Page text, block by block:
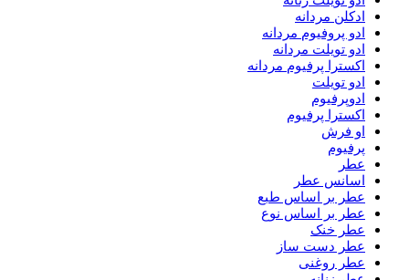
ادکلن مردانه
ادو پروفیوم مردانه
ادو تویلت مردانه
اکسترا پرفیوم مردانه
ادو تویلت
ادوپرفیوم
اکسترا پرفیوم
او فرش
پرفیوم
عطر
اسانس عطر
عطر بر اساس طبع
عطر بر اساس نوع
عطر خنک
عطر دست ساز
عطر روغنی